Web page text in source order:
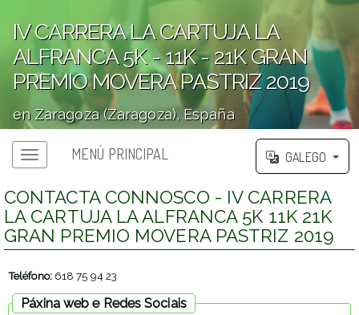
IV CARRERA LA CARTUJA LA
ALFRANCA 5K - 11K - 21K GRAN
PREMIO MOVERA PASTRIZ 2019
en Zaragoza (Zaragoza), España
Menú principalMENÚ PRINCIPAL GALEGO
CONTACTA CONNOSCO - IV CARRERA
LA CARTUJA LA ALFRANCA 5K 11K 21K
GRAN PREMIO MOVERA PASTRIZ 2019
Teléfono:618 75 94 23
Páxina web e Redes Sociais